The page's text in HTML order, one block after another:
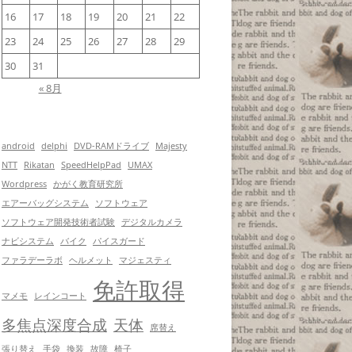
16
17 18 19 20 21
22
23
24 25 26 27 28
29
30
31
« 8月
android delphi DVD-RAMドライブ
Majesty
NTT
Rikatan SpeedHelpPad
UMAX
Wordpress かがく教育研究所
エアーバッグシステム
ソフトウェア
ソフトウェア開発技術者試験 デジタルカメラ
ナビシステム
バイク
パイスガード
ファラデーラボ ヘルメット マジェスティ
マメモ レインコート 免許取得
多焦点深度合成 天体
席替え
張り替え
手袋 換装 故障 椅子